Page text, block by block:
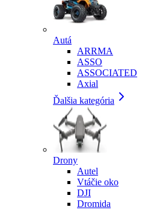
Autá
ARRMA
ASSO
ASSOCIATED
Axial
Ďalšia kategória
Drony
Autel
Vtáčie oko
DJI
Dromida